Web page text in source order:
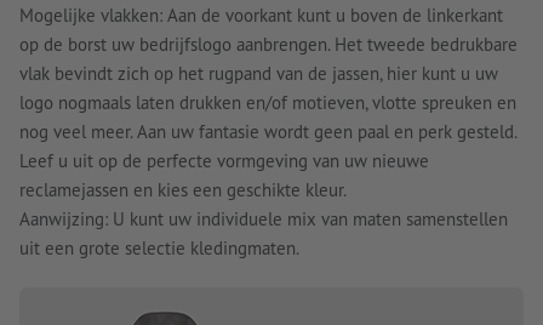
Mogelijke vlakken: Aan de voorkant kunt u boven de linkerkant
op de borst uw bedrijfslogo aanbrengen. Het tweede bedrukbare
vlak bevindt zich op het rugpand van de jassen, hier kunt u uw
logo nogmaals laten drukken en/of motieven, vlotte spreuken en
nog veel meer. Aan uw fantasie wordt geen paal en perk gesteld.
Leef u uit op de perfecte vormgeving van uw nieuwe
reclamejassen en kies een geschikte kleur.
Aanwijzing: U kunt uw individuele mix van maten samenstellen
uit een grote selectie kledingmaten.